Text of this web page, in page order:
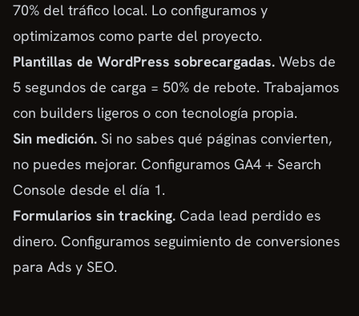
70% del tráfico local. Lo configuramos y
optimizamos como parte del proyecto.
Plantillas de WordPress sobrecargadas. Webs de
5 segundos de carga = 50% de rebote. Trabajamos
con builders ligeros o con tecnología propia.
Sin medición. Si no sabes qué páginas convierten,
no puedes mejorar. Configuramos GA4 + Search
Console desde el día 1.
Formularios sin tracking. Cada lead perdido es
dinero. Configuramos seguimiento de conversiones
para Ads y SEO.